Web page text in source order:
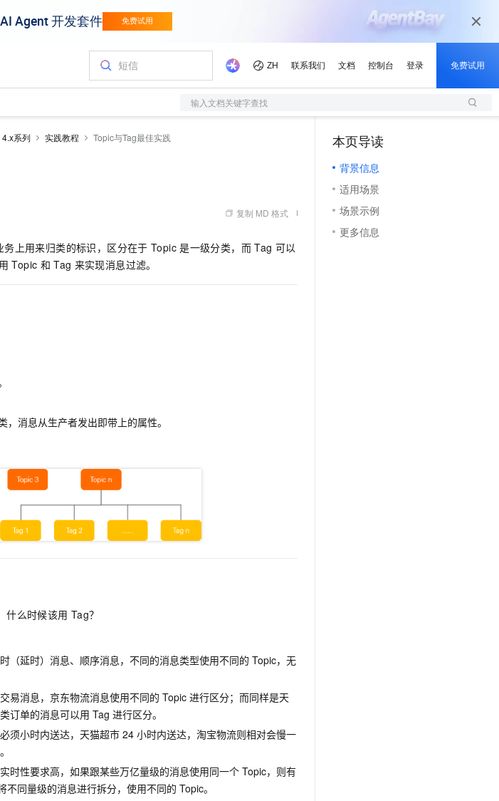
输入文档关键字查找
4.x系列 实践教程 Topic与Tag最佳实践
复制 MD 格式
务上用来归类的标识，区分在于 Topic 是一级分类，而 Tag 可以
Topic 和 Tag 来实现消息过滤。
消息从生产者发出即带上的属性。
什么时候该用 Tag？
（延时）消息、顺序消息，不同的消息类型使用不同的 Topic，无
易消息，京东物流消息使用不同的 Topic 进行区分；而同样是天
订单的消息可以用 Tag 进行区分。
须小时内送达，天猫超市 24 小时内送达，淘宝物流则相对会慢一
时性要求高，如果跟某些万亿量级的消息使用同一个 Topic，则有
不同量级的消息进行拆分，使用不同的 Topic。
本页导读
背景信息
适用场景
场景示例
更多信息